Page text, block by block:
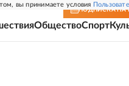
вы принимаете условия
ПОДПИСКА НА
ОбществоСпорт